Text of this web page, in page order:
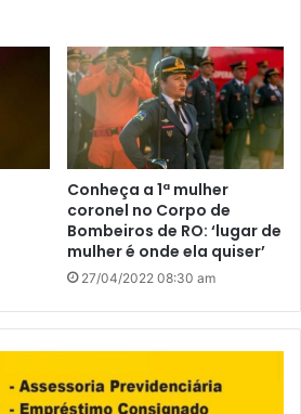
Conheça a 1ª mulher
coronel no Corpo de
Bombeiros de RO: ‘lugar de
mulher é onde ela quiser’
27/04/2022 08:30 am